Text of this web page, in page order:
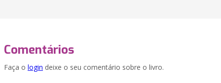
Comentários
Faça o login deixe o seu comentário sobre o livro.